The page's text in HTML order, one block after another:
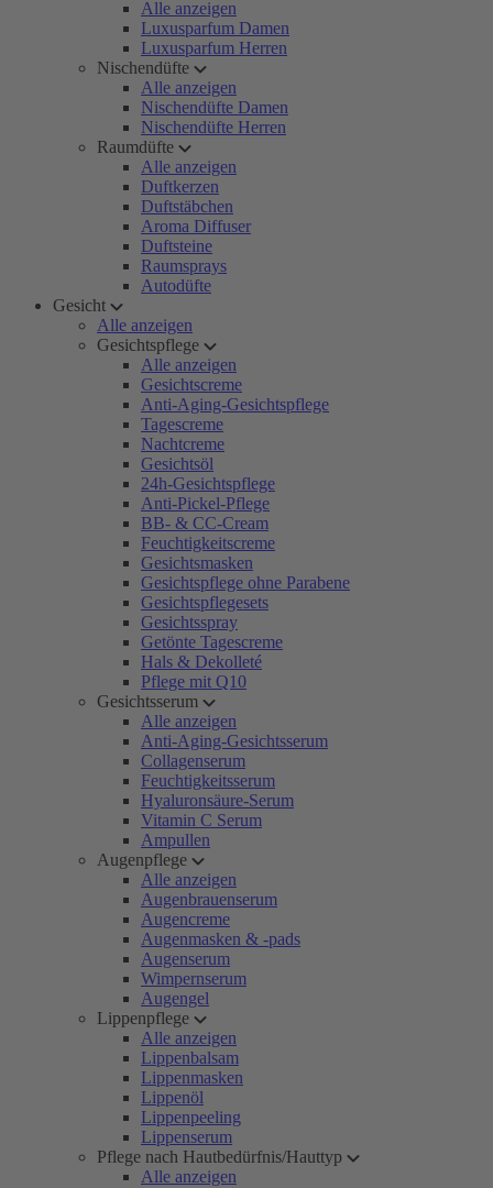
Alle anzeigen
Luxusparfum Damen
Luxusparfum Herren
Nischendüfte
Alle anzeigen
Nischendüfte Damen
Nischendüfte Herren
Raumdüfte
Alle anzeigen
Duftkerzen
Duftstäbchen
Aroma Diffuser
Duftsteine
Raumsprays
Autodüfte
Gesicht
Alle anzeigen
Gesichtspflege
Alle anzeigen
Gesichtscreme
Anti-Aging-Gesichtspflege
Tagescreme
Nachtcreme
Gesichtsöl
24h-Gesichtspflege
Anti-Pickel-Pflege
BB- & CC-Cream
Feuchtigkeitscreme
Gesichtsmasken
Gesichtspflege ohne Parabene
Gesichtspflegesets
Gesichtsspray
Getönte Tagescreme
Hals & Dekolleté
Pflege mit Q10
Gesichtsserum
Alle anzeigen
Anti-Aging-Gesichtsserum
Collagenserum
Feuchtigkeitsserum
Hyaluronsäure-Serum
Vitamin C Serum
Ampullen
Augenpflege
Alle anzeigen
Augenbrauenserum
Augencreme
Augenmasken & -pads
Augenserum
Wimpernserum
Augengel
Lippenpflege
Alle anzeigen
Lippenbalsam
Lippenmasken
Lippenöl
Lippenpeeling
Lippenserum
Pflege nach Hautbedürfnis/Hauttyp
Alle anzeigen